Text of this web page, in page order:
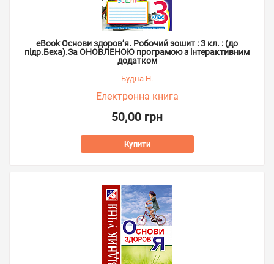
eBook Основи здоров’я. Робочий зошит : 3 кл. : (до
підр.Беха).За ОНОВЛЕНОЮ програмою з інтерактивним
додатком
Будна Н.
Електронна книга
50,00 грн
Купити